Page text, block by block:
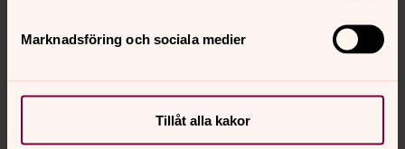
Marknadsföring och sociala medier
Tillåt alla kakor
Synpunkter eller frågor på sidans
skara.pastorat@svenskakyrkan.se